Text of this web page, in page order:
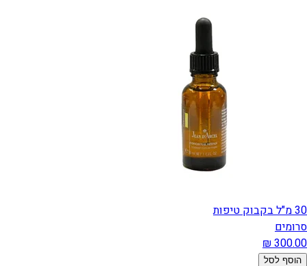
30 מ"ל בקבוק טיפות
סרומים
הוסף לסל